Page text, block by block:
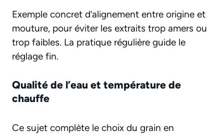
Exemple concret d’alignement entre origine et
mouture, pour éviter les extraits trop amers ou
trop faibles. La pratique régulière guide le
réglage fin.
Qualité de l’eau et température de
chauffe
Ce sujet complète le choix du grain en